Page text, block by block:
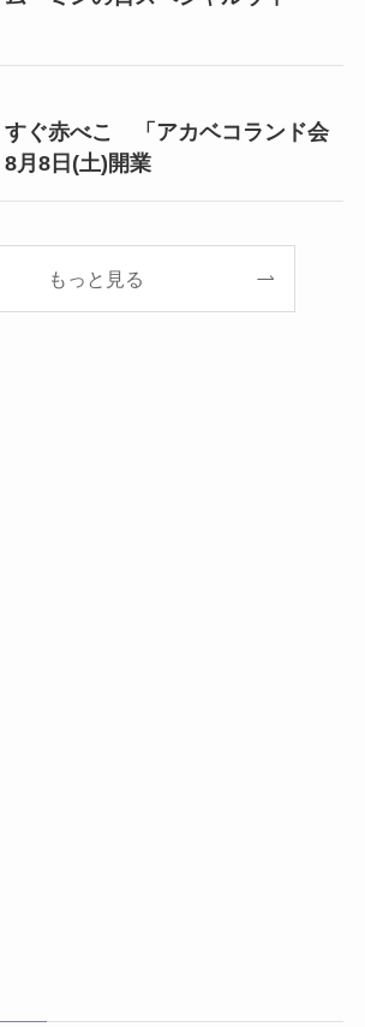
すぐ赤べこ 「アカベコランド会
月8日(土)開業
もっと見る